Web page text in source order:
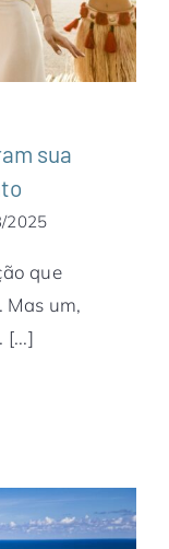
Oceania
sua
2025
que
Mas um,
[...]